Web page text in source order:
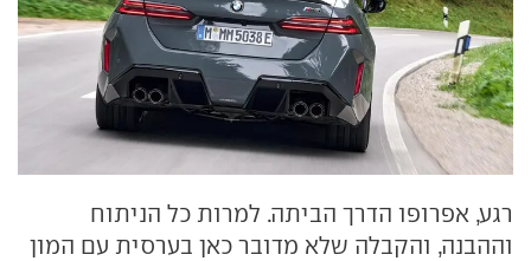
רגע, אפרופו הדרך הביתה. למרות כל הניתוח
וההבנה, והקבלה שלא מדובר כאן בערסית עם המון